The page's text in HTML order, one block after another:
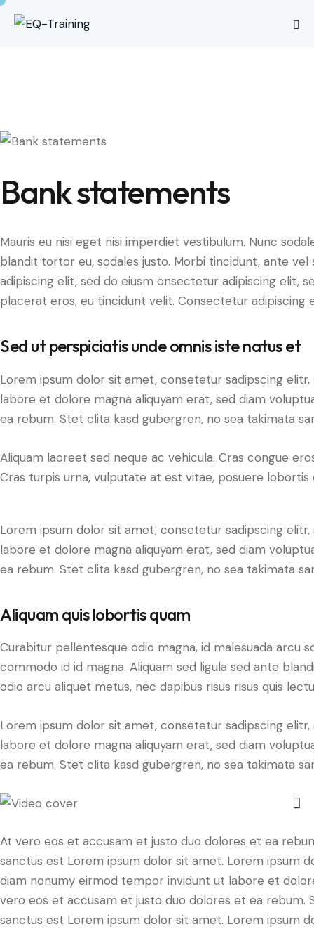
Bank statements
Mauris eu nisi eget nisi imperdiet vestibulum. Nunc
blandit tortor eu, sodales justo. Morbi tincidunt, ante
adipiscing elit, sed do eiusm onsectetur adipiscing elit,
placerat eros, eu tincidunt velit. Consectetur adipiscing
Sed ut perspiciatis unde omnis iste natus et
Lorem ipsum dolor sit amet, consetetur sadipscing
labore et dolore magna aliquyam erat, sed diam
ea rebum. Stet clita kasd gubergren, no sea takimata
Aliquam laoreet sed neque ac vehicula. Cras congue
Cras turpis urna, vulputate at est vitae, posuere lobortis
Lorem ipsum dolor sit amet, consetetur sadipscing
labore et dolore magna aliquyam erat, sed diam
ea rebum. Stet clita kasd gubergren, no sea takimata
Aliquam quis lobortis quam
Curabitur pellentesque odio magna, id malesuada arcu
commodo id id magna. Aliquam sed ligula sed ante
odio arcu aliquet metus, nec dapibus risus risus quis
Lorem ipsum dolor sit amet, consetetur sadipscing
labore et dolore magna aliquyam erat, sed diam
ea rebum. Stet clita kasd gubergren, no sea takimata
At vero eos et accusam et justo duo dolores et ea
sanctus est Lorem ipsum dolor sit amet. Lorem ipsum
diam nonumy eirmod tempor invidunt ut labore et
vero eos et accusam et justo duo dolores et ea rebum.
sanctus est Lorem ipsum dolor sit amet. Lorem ipsum